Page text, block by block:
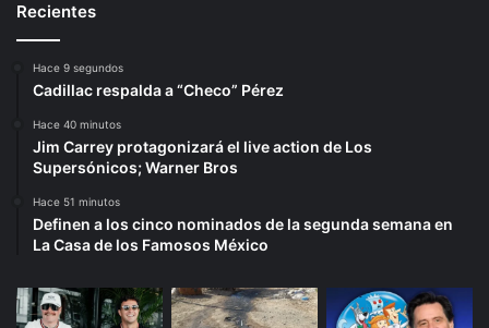
Recientes
Hace 9 segundos
Cadillac respalda a “Checo” Pérez
Hace 40 minutos
Jim Carrey protagonizará el live action de Los
Supersónicos; Warner Bros
Hace 51 minutos
Definen a los cinco nominados de la segunda semana en
La Casa de los Famosos México